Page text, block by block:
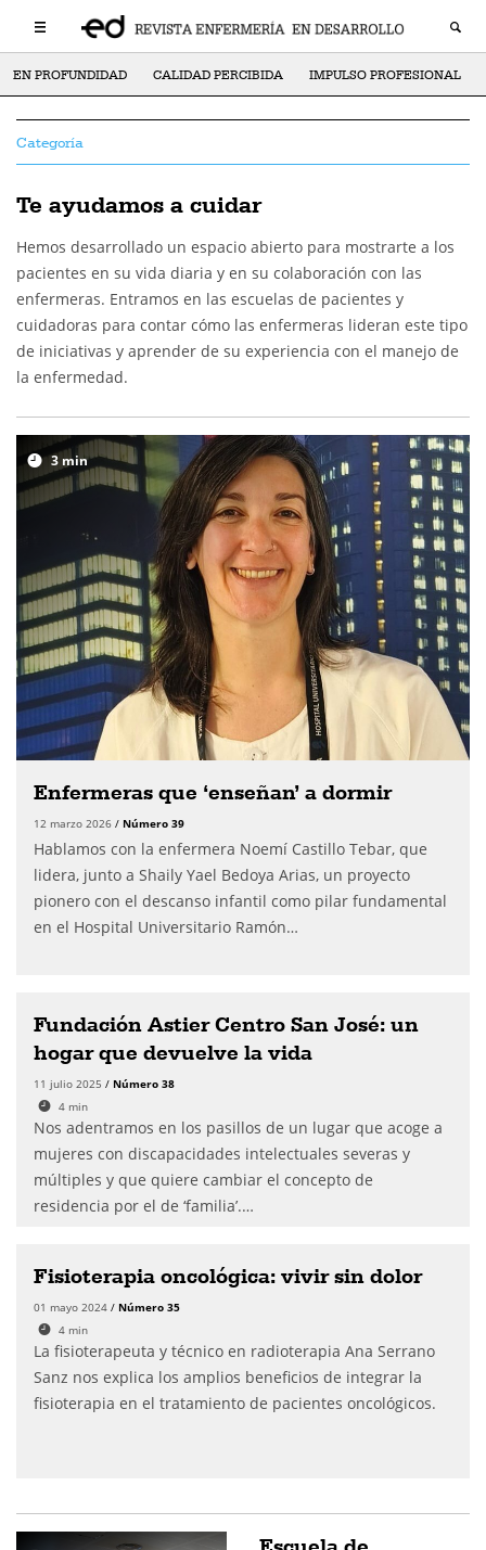
EN PROFUNDIDAD CALIDAD PERCIBIDA IMPULSO PROFESIONAL
Categoría
Te ayudamos a cuidar
Hemos desarrollado un espacio abierto para mostrarte a los
pacientes en su vida diaria y en su colaboración con las
enfermeras. Entramos en las escuelas de pacientes y
cuidadoras para contar cómo las enfermeras lideran este tipo
de iniciativas y aprender de su experiencia con el manejo de
la enfermedad.
3min
Enfermeras que ‘enseñan’ a dormir
12 marzo 2026 / Número 39
Hablamos con la enfermera Noemí Castillo Tebar, que
lidera, junto a Shaily Yael Bedoya Arias, un proyecto
pionero con el descanso infantil como pilar fundamental
en el Hospital Universitario Ramón…
Fundación Astier Centro San José: un
hogar que devuelve la vida
11 julio 2025 / Número 38
4 min
Nos adentramos en los pasillos de un lugar que acoge a
mujeres con discapacidades intelectuales severas y
múltiples y que quiere cambiar el concepto de
residencia por el de ‘familia’.…
Fisioterapia oncológica: vivir sin dolor
01 mayo 2024 / Número 35
4 min
La fisioterapeuta y técnico en radioterapia Ana Serrano
Sanz nos explica los amplios beneficios de integrar la
fisioterapia en el tratamiento de pacientes oncológicos.